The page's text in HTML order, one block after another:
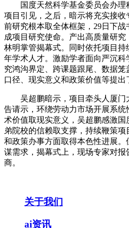
国度天然科学基金委员会办理
项目引见，之后，暗示将充实接
前研究根本取全体框架，29日下
成项目研究使命。产出高质量研
林明掌管揭幕式。同时依托项目
年学术人才。激励学者面向严沉
究鸿沟界定、跨课题跟尾、数据
口径、现实意义和政策价值等提出
吴超鹏暗示，项目牵头人厦门
告请示，环绕劳动力市场开展系
术价值取现实意义，吴超鹏感激
弟院校的信赖取支撑，持续鞭策
和政策办事方面取得本色性进展
谋需求，揭幕式上，现场专家对
商。
关于我们
ai资讯